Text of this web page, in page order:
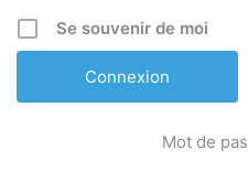
Se souvenir de moi
Mot de